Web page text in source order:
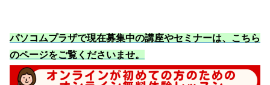
パソコムプラザで現在募集中の講座やセミナーは、こちら
のページをご覧くださいませ。